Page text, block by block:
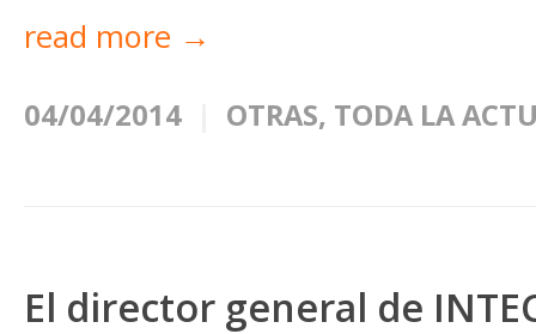
read more →
04/04/2014 OTRAS, TODA LA
El director general de